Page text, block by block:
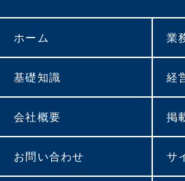
ホーム 業
基礎知識 経
会社概要 掲
お問い合わせ サ